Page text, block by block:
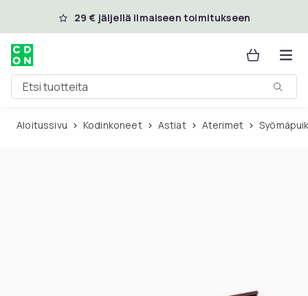
Ohita ja siirry pääsisältöön
29 € jäljellä ilmaiseen toimitukseen
Etsi tuotteita
Aloitussivu Kodinkoneet Astiat Aterimet